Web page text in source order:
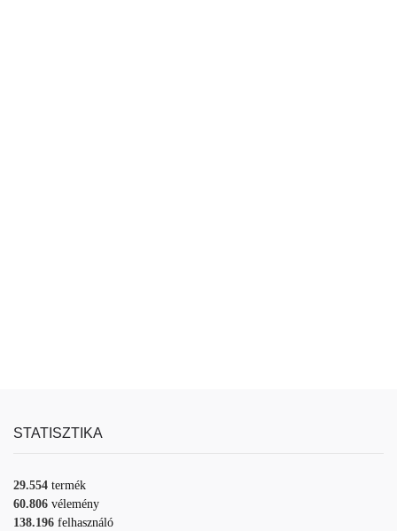
STATISZTIKA
29.554 termék
60.806 vélemény
138.196 felhasználó